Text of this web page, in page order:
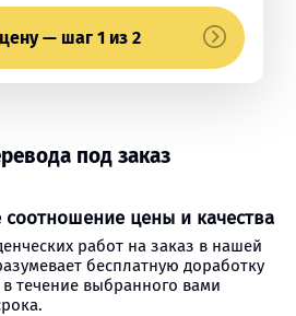
— шаг 1 из 2
под заказ
цены и качества
работ на заказ в нашей
бесплатную доработку
течение выбранного вами